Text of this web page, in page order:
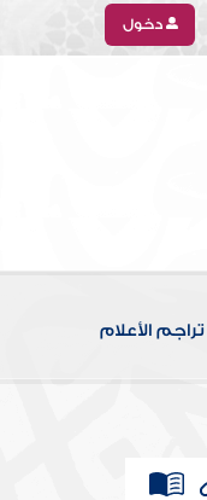
دخول
تراجم الأعلام